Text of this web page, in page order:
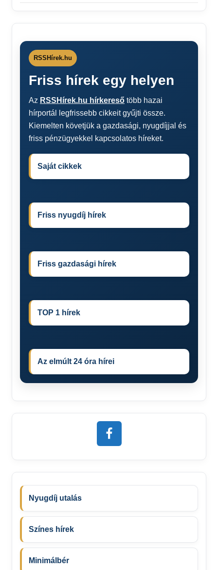
RSSHírek.hu
Friss hírek egy helyen
Az RSSHírek.hu hírkereső több hazai
hírportál legfrissebb cikkeit gyűjti össze.
Kiemelten követjük a gazdasági, nyugdíjjal és
friss pénzügyekkel kapcsolatos híreket.
Saját cikkek
Friss nyugdíj hírek
Friss gazdasági hírek
TOP 1 hírek
Az elmúlt 24 óra hírei
Nyugdíj utalás
Színes hírek
Minimálbér